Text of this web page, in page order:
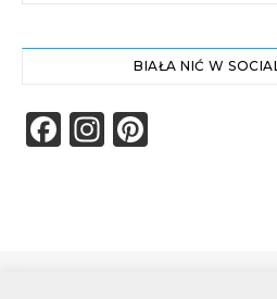
BIAŁA NIĆ W
Facebook
Instagram